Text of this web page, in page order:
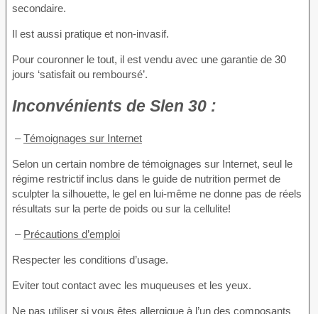
secondaire.
Il est aussi pratique et non-invasif.
Pour couronner le tout, il est vendu avec une garantie de 30
jours ‘satisfait ou remboursé’.
Inconvénients de Slen 30 :
–Témoignages sur Internet
Selon un certain nombre de témoignages sur Internet, seul le
régime restrictif inclus dans le guide de nutrition permet de
sculpter la silhouette, le gel en lui-même ne donne pas de réels
résultats sur la perte de poids ou sur la cellulite!
– Précautions d’emploi
Respecter les conditions d’usage.
Eviter tout contact avec les muqueuses et les yeux.
Ne pas utiliser si vous êtes allergique à l’un des composants